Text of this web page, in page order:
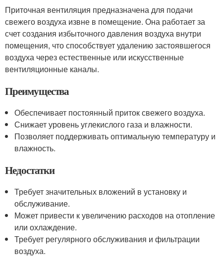
Приточная вентиляция предназначена для подачи
свежего воздуха извне в помещение. Она работает за
счет создания избыточного давления воздуха внутри
помещения, что способствует удалению застоявшегося
воздуха через естественные или искусственные
вентиляционные каналы.
Преимущества
Обеспечивает постоянный приток свежего воздуха.
Снижает уровень углекислого газа и влажности.
Позволяет поддерживать оптимальную температуру и
влажность.
Недостатки
Требует значительных вложений в установку и
обслуживание.
Может привести к увеличению расходов на отопление
или охлаждение.
Требует регулярного обслуживания и фильтрации
воздуха.